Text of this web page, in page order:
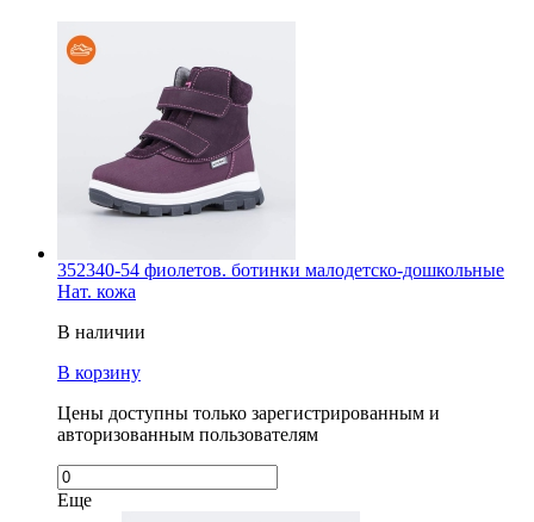
352340-54 фиолетов. ботинки малодетско-дошкольные
Нат. кожа
В наличии
В корзину
Цены доступны только зарегистрированным и
авторизованным пользователям
Еще